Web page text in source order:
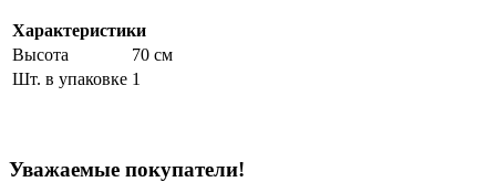
Характеристики
Высота
70 см
Шт. в упаковке 1
Уважаемые покупатели!